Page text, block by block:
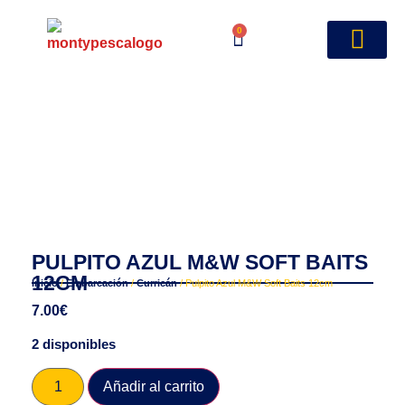
0
PULPITO AZUL M&W SOFT BAITS
12CM
Inicio/Embarcación/Curricán/ Pulpito Azul M&W Soft Baits 12cm
7.00€
2 disponibles
Añadir al carrito